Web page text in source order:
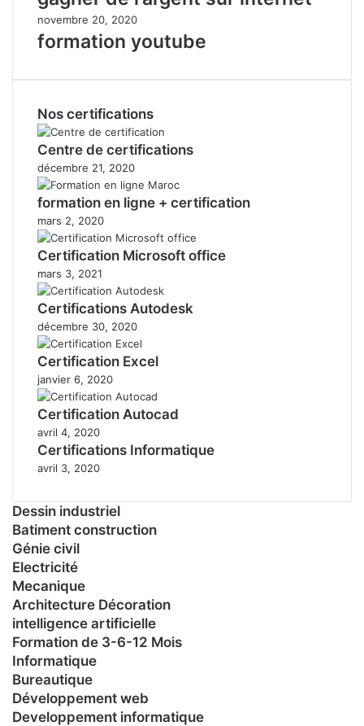
novembre 20, 2020
formation youtube
Nos certifications
Centre de certifications
décembre 21, 2020
formation en ligne + certification
mars 2, 2020
Certification Microsoft office
mars 3, 2021
Certifications Autodesk
décembre 30, 2020
Certification Excel
janvier 6, 2020
Certification Autocad
avril 4, 2020
Certifications Informatique
avril 3, 2020
Dessin industriel
Batiment construction
Génie civil
Electricité
Mecanique
Architecture Décoration
intelligence artificielle
Formation de 3-6-12 Mois
Informatique
Bureautique
Développement web
Developpement informatique